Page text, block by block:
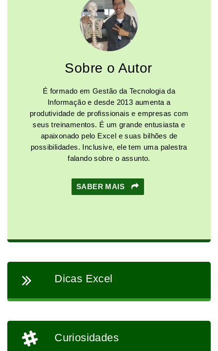
Sobre o Autor
É formado em Gestão da Tecnologia da
Informação e desde 2013 aumenta a
produtividade de profissionais e empresas com
seus treinamentos. É um grande entusiasta e
apaixonado pelo Excel e suas bilhões de
possibilidades. Inclusive, ele tem uma palestra
falando sobre o assunto.
SABER MAIS
Dicas Excel
Curiosidades